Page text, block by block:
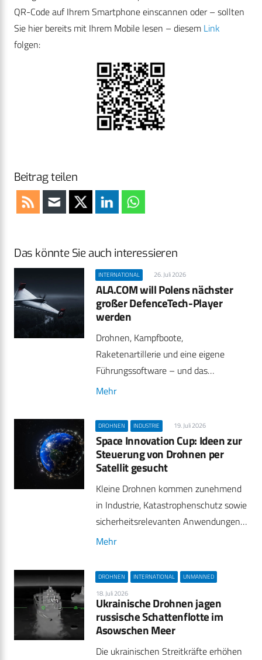
QR-Code auf Ihrem Smartphone einscannen oder – sollten
Sie hier bereits mit Ihrem Mobile lesen – diesem Link
folgen:
Beitrag teilen
Das könnte Sie auch interessieren
INTERNATIONAL 26. Juli 2026
ALA.COM will Polens nächster
großer DefenceTech-Player
werden
Drohnen, Kampfboote,
Raketenartillerie und eine eigene
Führungssoftware – und das…
Mehr
DROHNEN INDUSTRIE 19. Juli 2026
Space Innovation Cup: Ideen zur
Steuerung von Drohnen per
Satellit gesucht
Kleine Drohnen kommen zunehmend
in Industrie, Katastrophenschutz sowie
sicherheitsrelevanten Anwendungen…
Mehr
DROHNEN INTERNATIONAL UNMANNED
18. Juli 2026
Ukrainische Drohnen jagen
russische Schattenflotte im
Asowschen Meer
Die ukrainischen Streitkräfte erhöhen